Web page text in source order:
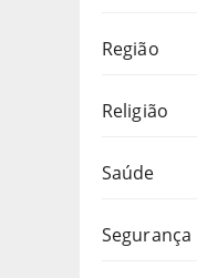
Região
Religião
Saúde
Segurança